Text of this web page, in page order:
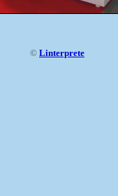
© Linterprete